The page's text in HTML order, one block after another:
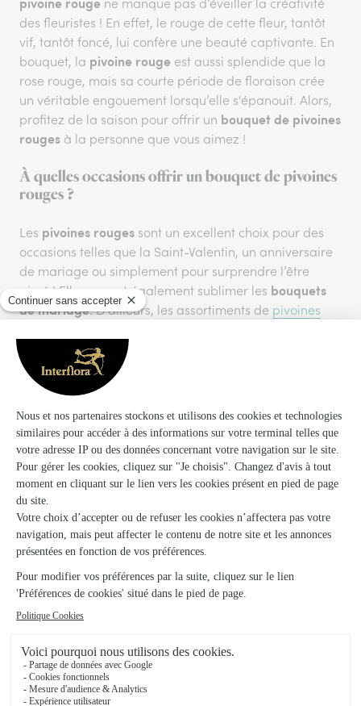
des fleuristes ! En effet, le rouge de cette fleur, tantôt
vif, tantôt foncé, lui confère une beauté captivante. En
bouquet, la pivoine rouge est aussi splendide que la
rose rouge, mais sa courte période de floraison crée
un véritable engouement lorsqu’elle s'épanouit. Alors,
profitez de la saison pour offrir un bouquet de pivoines
rouges à la personne que vous aimez !
À quelles occasions offrir un bouquet de pivoines
rouges ?
Les pivoines rouges sont un excellent choix pour des
occasions telles que la Saint-Valentin, un anniversaire
de mariage ou simplement pour surprendre l’être
aimé ! Elles savent également sublimer les bouquets
de mariage. D’ailleurs, les assortiments de pivoines
de la passion aux événements romantiques.
Lapivoine
qui est utilisée pour confectionner les
herbacées
paeonia lactiflora
. Cette plante vivace
aux fleurs généreuses illumine le jardin dès le retour
du printemps.
En effet, la période de floraison de la
lactiflora a lieu entre le mois de mai et de juin. Et à
mesure que lapivoine rougegagne en maturité, la
floraison se fait de plus en plus impressionnante. Les
fleurs sont, chaque année, plus nombreuses lorsque
ces grosses boules rouges aux multiples pétales
profitent de la saison du printemps pour s’épanouir.
Sous forme de bouquet, lapivoineest une fleur pleine
de prestance et de charme. Ses fleurs peuvent
atteindre 10 à 15 cm de diamètre. Et les nombreux